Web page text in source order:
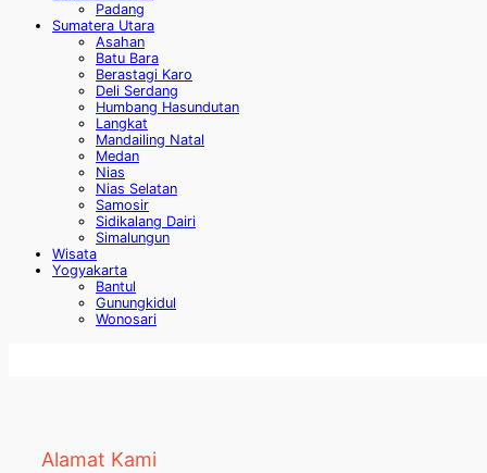
Padang
Sumatera Utara
Asahan
Batu Bara
Berastagi Karo
Deli Serdang
Humbang Hasundutan
Langkat
Mandailing Natal
Medan
Nias
Nias Selatan
Samosir
Sidikalang Dairi
Simalungun
Wisata
Yogyakarta
Bantul
Gunungkidul
Wonosari
Alamat Kami